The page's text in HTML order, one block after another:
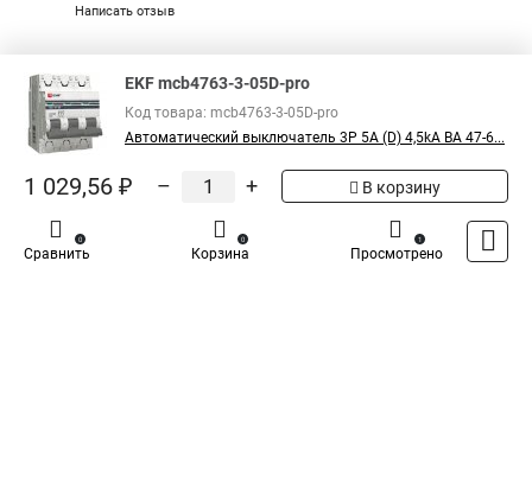
Написать отзыв
EKF mcb4763-3-05D-pro
Код товара: mcb4763-3-05D-pro
Автоматический выключатель 3P 5А (D) 4,5kA ВА 47-6...
1 029,56 ₽ – + В корзину
Сравнить
0
Корзина
0
Просмотрено
1